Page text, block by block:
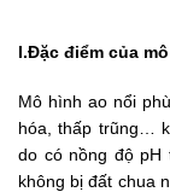
I.Đặc điểm của
Mô hình ao nổi
hóa, thấp trũng…
do có nồng độ pH
không bị đất chua